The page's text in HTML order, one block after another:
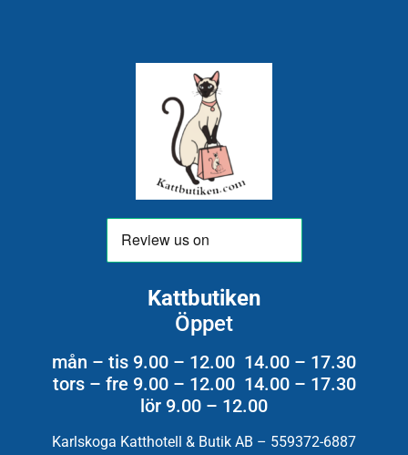
Kattbutiken
Öppet
mån – tis 9.00 – 12.00 14.00 – 17.30
tors – fre 9.00 – 12.00 14.00 – 17.30
lör 9.00 – 12.00
Karlskoga Katthotell & Butik AB – 559372-6887